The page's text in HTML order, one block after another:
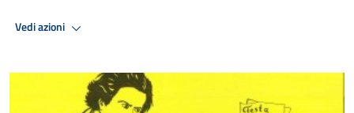
Vedi azioni